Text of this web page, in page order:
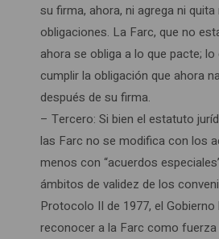
su firma, ahora, ni agrega ni
obligaciones. La Farc, que no
ahora se obliga a lo que pacte;
cumplir la obligación que ahora
después de su firma.
– Tercero: Si bien el estatuto
las Farc no se modifica con los
menos con “acuerdos
ámbitos de validez de los
Protocolo II de 1977, el Gobierno
reconocer a la Farc como fuerza